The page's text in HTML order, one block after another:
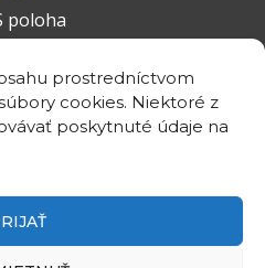
prostredníctvom
cookies. Niektoré z
poskytnuté údaje na
poloha
ústav SAV, v. v. i.